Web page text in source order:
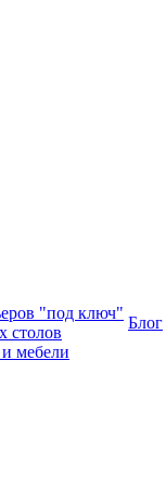
"под ключ"
столов
мебели
Блог